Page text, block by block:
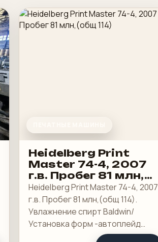
Heidelberg Print
Master 74-4, 2007
г.в. Пробег 81 млн,
(общ 114)
Heidelberg Print Master 74-4, 2007
г.в. Пробег 81 млн,(общ 114).
Увлажнение спирт Baldwin/
Установка форм -автоплейд
(полуавтомат), смывки-